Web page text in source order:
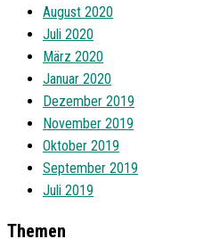
August 2020
Juli 2020
März 2020
Januar 2020
Dezember 2019
November 2019
Oktober 2019
September 2019
Juli 2019
Themen